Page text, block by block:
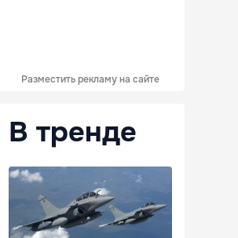
Разместить рекламу на сайте
В тренде